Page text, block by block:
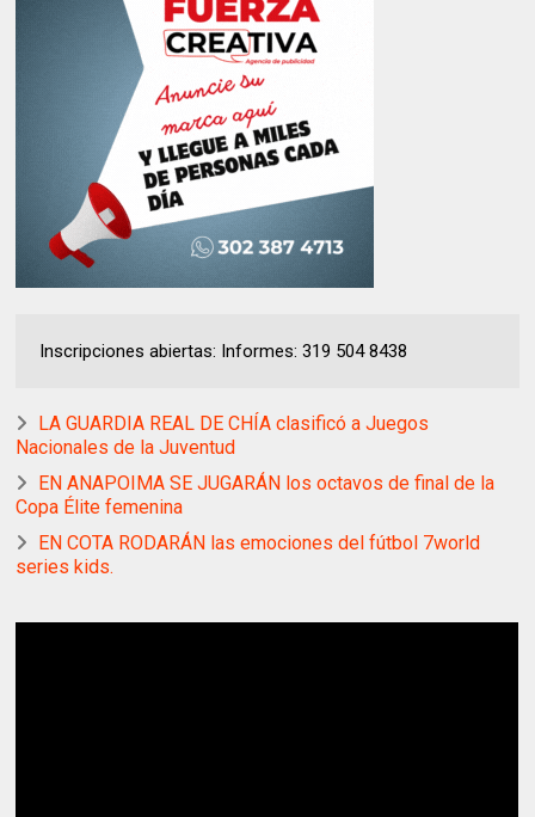
Inscripciones abiertas: Informes: 319 504 8438
LA GUARDIA REAL DE CHÍA clasificó a Juegos
Nacionales de la Juventud
EN ANAPOIMA SE JUGARÁN los octavos de final de la
Copa Élite femenina
EN COTA RODARÁN las emociones del fútbol 7world
series kids.